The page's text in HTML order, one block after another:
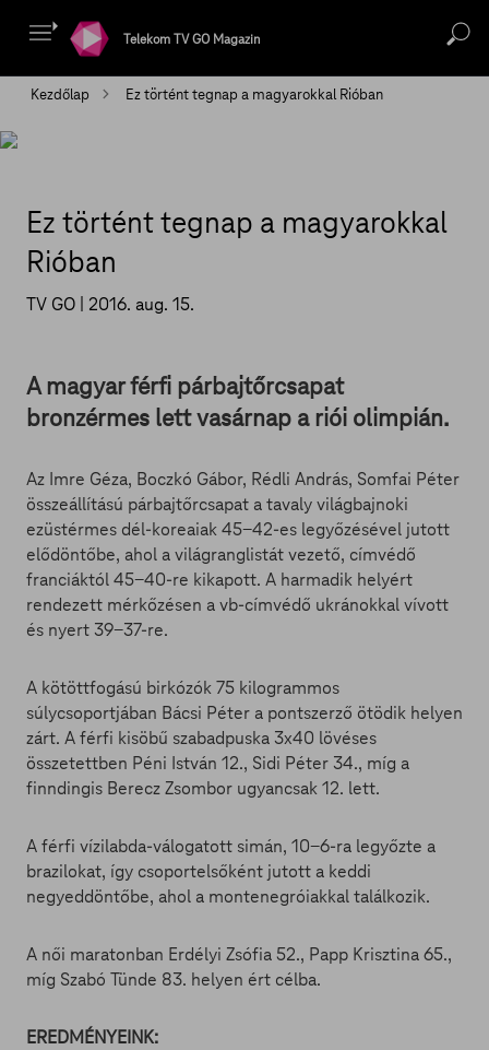
Telekom TV GO Magazin
Kezdőlap Ez történt tegnap a magyarokkal Rióban
Ez történt tegnap a magyarokkal
Rióban
TV GO | 2016. aug. 15.
A magyar férfi párbajtőrcsapat
bronzérmes lett vasárnap a riói olimpián.
Az Imre Géza, Boczkó Gábor, Rédli András, Somfai Péter
összeállítású párbajtőrcsapat a tavaly világbajnoki
ezüstérmes dél-koreaiak 45-42-es legyőzésével jutott
elődöntőbe, ahol a világranglistát vezető, címvédő
franciáktól 45-40-re kikapott. A harmadik helyért
rendezett mérkőzésen a vb-címvédő ukránokkal vívott
és nyert 39-37-re.
A kötöttfogású birkózók 75 kilogrammos
súlycsoportjában Bácsi Péter a pontszerző ötödik helyen
zárt. A férfi kisöbű szabadpuska 3x40 lövéses
összetettben Péni István 12., Sidi Péter 34., míg a
finndingis Berecz Zsombor ugyancsak 12. lett.
A férfi vízilabda-válogatott simán, 10-6-ra legyőzte a
brazilokat, így csoportelsőként jutott a keddi
negyeddöntőbe, ahol a montenegróiakkal találkozik.
A női maratonban Erdélyi Zsófia 52., Papp Krisztina 65.,
míg Szabó Tünde 83. helyen ért célba.
EREDMÉNYEINK: